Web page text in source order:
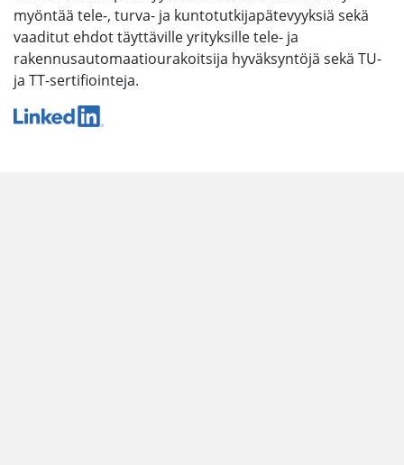
myöntää tele-, turva- ja kuntotutkijapätevyyksiä sekä
vaaditut ehdot täyttäville yrityksille tele- ja
rakennusautomaatiourakoitsija hyväksyntöjä sekä TU-
ja TT-sertifiointeja.